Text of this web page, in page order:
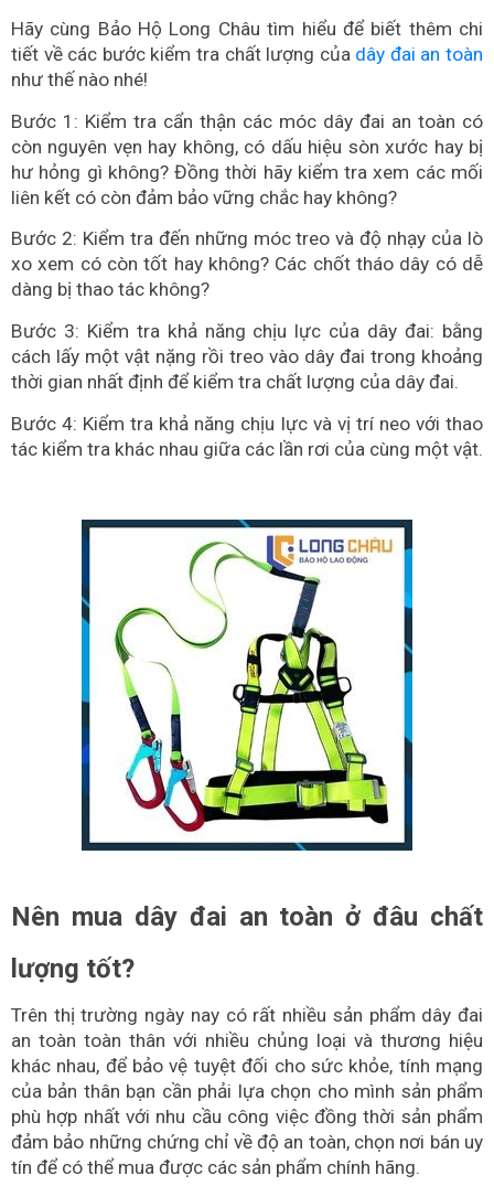
Hãy cùng Bảo Hộ Long Châu tìm hiểu để biết thêm chi
tiết về các bước kiểm tra chất lượng của dây đai an toàn
như thế nào nhé!
Bước 1: Kiểm tra cẩn thận các móc dây đai an toàn có
còn nguyên vẹn hay không, có dấu hiệu sòn xước hay bị
hư hỏng gì không? Đồng thời hãy kiểm tra xem các mối
liên kết có còn đảm bảo vững chắc hay không?
Bước 2: Kiểm tra đến những móc treo và độ nhạy của lò
xo xem có còn tốt hay không? Các chốt tháo dây có dễ
dàng bị thao tác không?
Bước 3: Kiểm tra khả năng chịu lực của dây đai: bằng
cách lấy một vật nặng rồi treo vào dây đai trong khoảng
thời gian nhất định để kiểm tra chất lượng của dây đai.
Bước 4: Kiểm tra khả năng chịu lực và vị trí neo với thao
tác kiểm tra khác nhau giữa các lần rơi của cùng một vật.
Nên mua dây đai an toàn ở đâu chất
lượng tốt?
Trên thị trường ngày nay có rất nhiều sản phẩm dây đai
an toàn toàn thân với nhiều chủng loại và thương hiệu
khác nhau, để bảo vệ tuyệt đối cho sức khỏe, tính mạng
của bản thân bạn cần phải lựa chọn cho mình sản phẩm
phù hợp nhất với nhu cầu công việc đồng thời sản phẩm
đảm bảo những chứng chỉ về độ an toàn, chọn nơi bán uy
tín để có thể mua được các sản phẩm chính hãng.